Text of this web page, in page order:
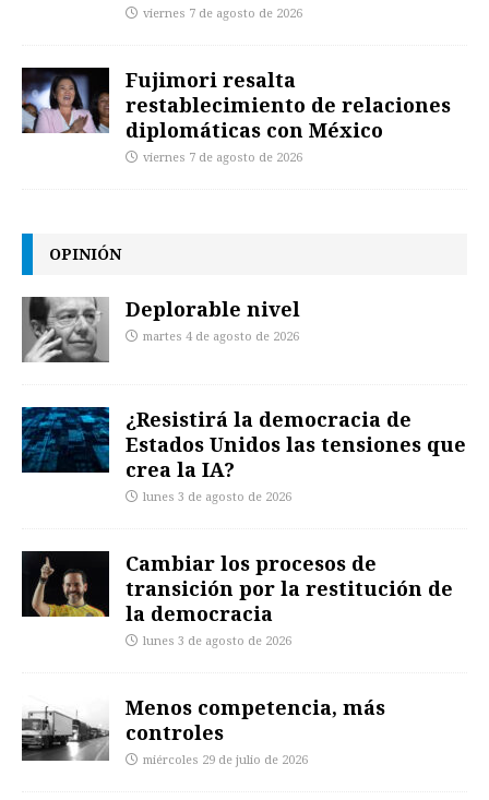
viernes 7 de agosto de 2026
Fujimori resalta
restablecimiento de relaciones
diplomáticas con México
viernes 7 de agosto de 2026
OPINIÓN
Deplorable nivel
martes 4 de agosto de 2026
¿Resistirá la democracia de
Estados Unidos las tensiones que
crea la IA?
lunes 3 de agosto de 2026
Cambiar los procesos de
transición por la restitución de
la democracia
lunes 3 de agosto de 2026
Menos competencia, más
controles
miércoles 29 de julio de 2026